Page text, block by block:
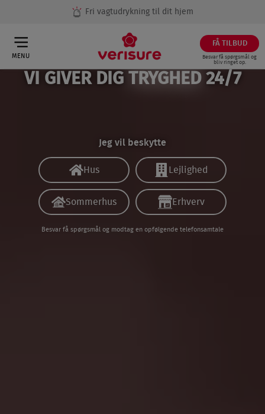
Fri vagtudrykning til dit hjem
FÅ TILBUD
Besvar få spørgsmål og
bliv ringet op.
MENU
VI GIVER DIG TRYGHED24/7
Jeg vil beskytte
Hus Lejlighed
Sommerhus Erhverv
Besvar få spørgsmål og modtag en opfølgende telefonsamtale